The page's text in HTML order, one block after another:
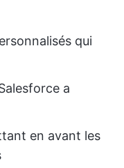
qui
a
en avant les